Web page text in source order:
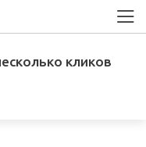
кликов